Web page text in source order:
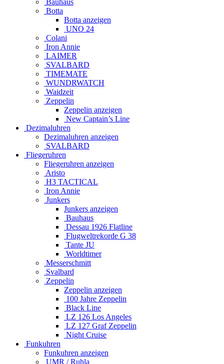
Botta
Botta anzeigen
UNO 24
Colani
Iron Annie
LAIMER
SVALBARD
TIMEMATE
WUNDRWATCH
Waidzeit
Zeppelin
Zeppelin anzeigen
New Captain’s Line
Dezimaluhren
Dezimaluhren anzeigen
SVALBARD
Fliegeruhren
Fliegeruhren anzeigen
Aristo
H3 TACTICAL
Iron Annie
Junkers
Junkers anzeigen
Bauhaus
Dessau 1926 Flatline
Flugweltrekorde G 38
Tante JU
Worldtimer
Messerschmitt
Svalbard
Zeppelin
Zeppelin anzeigen
100 Jahre Zeppelin
Black Line
LZ 126 Los Angeles
LZ 127 Graf Zeppelin
Night Cruise
Funkuhren
Funkuhren anzeigen
UMR / Ruhla